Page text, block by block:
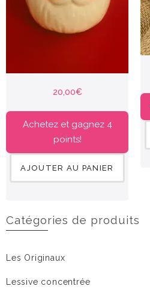
20,00€
Achetez et gagnez 4
points!
AJOUTER AU PANIER
Catégories de produits
Les Originaux
Lessive concentrée